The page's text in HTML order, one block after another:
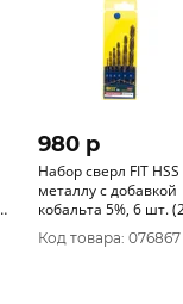
980 p
Набор сверл FIT
металлу с добавкой
кобальта 5%, 6 шт. (2-
3-4-5-6-8 мм) 34013
Код товара: 076867